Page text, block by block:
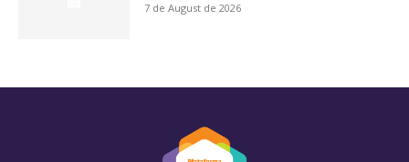
7 de August de 2026